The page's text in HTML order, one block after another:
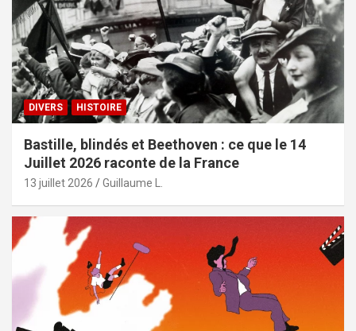
DIVERS HISTOIRE
Bastille, blindés et Beethoven : ce que le 14
Juillet 2026 raconte de la France
13 juillet 2026 Guillaume L.